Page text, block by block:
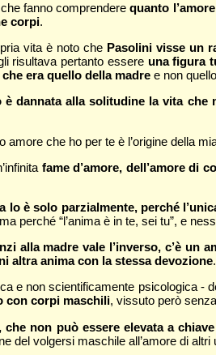
fanno comprenderequanto
corpi.
vita è noto che Pasolini visse un
risultava pertanto essere una figura
era quello della madree non
dannata alla solitudine la vita che
amore che ho per te è l’origine della
fame d’amore, dell’amore di
lo è solo parzialmente, perché
perché “l’anima è in te, sei tu”, e
alla madre vale l’inverso, c’è un
altra anima con la stessa devozione.
e non scientificamente psicologica -
con corpi maschili, vissuto però
che non può essere elevata a
del volgersi maschile all’amore di altri